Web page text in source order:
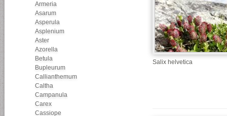
Armeria
Asarum
Asperula
Asplenium
Aster
Azorella
Betula
Bupleurum
Callianthemum
Caltha
Campanula
Carex
Cassiope
Salix helvetica